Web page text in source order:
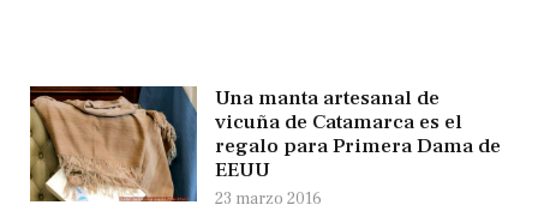
Una manta artesanal de
vicuña de Catamarca es el
regalo para Primera Dama de
EEUU
23 marzo 2016